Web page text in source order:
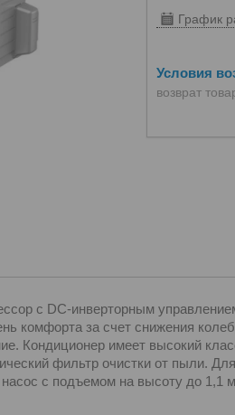
График
возврат
с DC-инверторным
комфорта за счет снижения
Кондиционер имеет высокий
фильтр очистки от пыли.
с подъемом на высоту до 1,1